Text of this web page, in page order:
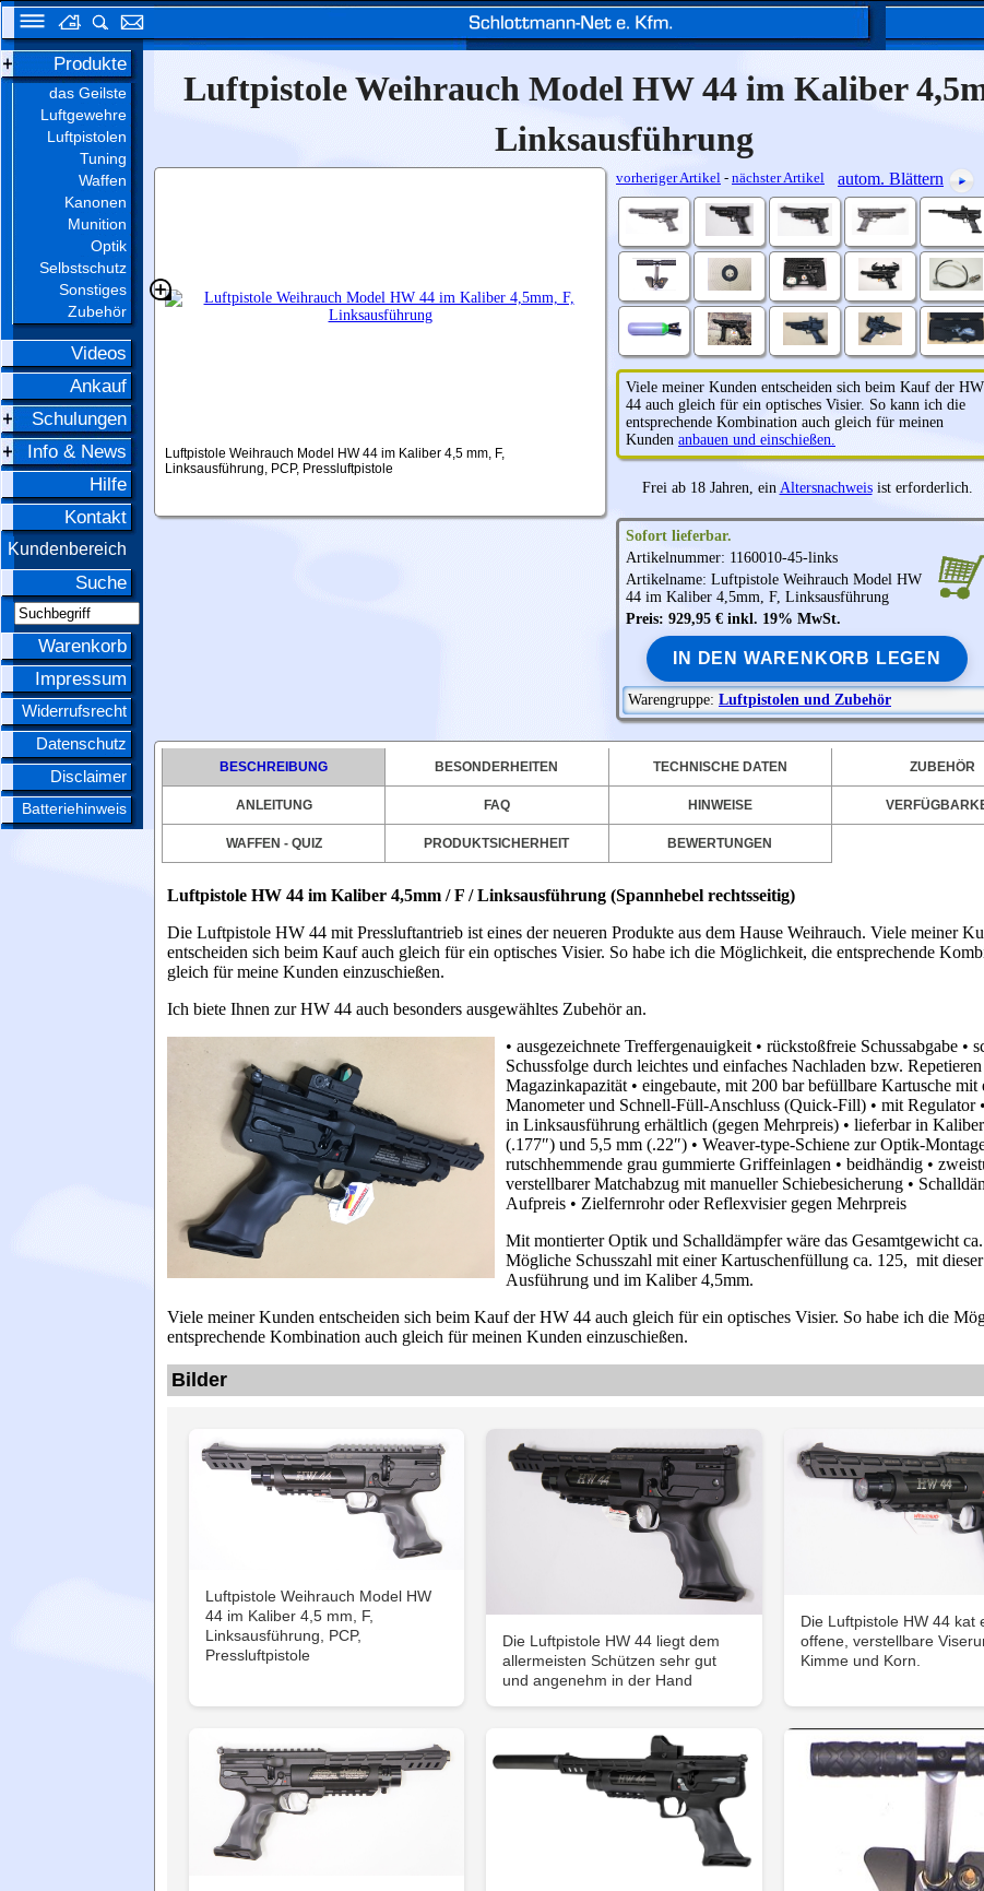
Produkte
das Geilste
Luftgewehre
Luftpistolen
Tuning
Waffen
Kanonen
Munition
Optik
Selbstschutz
Sonstiges
Zubehör
Videos
Ankauf
Schulungen
Info & News
Hilfe
Kontakt
Kundenbereich
Suche
Warenkorb
Impressum
Widerrufsrecht
Datenschutz
Disclaimer
Batteriehinweis
Luftpistole Weihrauch Model HW 44 im Kaliber
Linksausführung
Die Luftpistole HW 44 liegt dem allermeisten Schützen sehr gut und
angenehm in der Hand
vorheriger Artikel - nächster Artikel autom. Blättern
Viele meiner Kunden entscheiden sich beim Kauf der HW
44 auch gleich für ein optisches Visier. So kann ich die
entsprechende Kombination auch gleich für meinen
Kunden anbauen und einschießen.
Frei ab 18 Jahren, ein Altersnachweisist erforderlich.
Sofort lieferbar.
Artikelnummer: 1160010-45-links
Artikelname: Luftpistole Weihrauch Model HW
44 im Kaliber 4,5mm, F, Linksausführung
Preis: 929,95 € inkl. 19% MwSt.
IN DEN WARENKORB LEGEN
Warengruppe: Luftpistolen und Zubehör
BESCHREIBUNG BESONDERHEITEN TECHNISCHE DATEN ZUBEHÖR
ANLEITUNG FAQ HINWEISE
WAFFEN - QUIZ PRODUKTSICHERHEIT BEWERTUNGEN
Luftpistole HW 44 im Kaliber 4,5mm / F / Linksausführung (Spannhebel rechtsseitig)
Die Luftpistole HW 44 mit Pressluftantrieb ist eines der neueren Produkte aus dem Hause Weihrauch. Viele meiner
entscheiden sich beim Kauf auch gleich für ein optisches Visier. So habe ich die Möglichkeit, die entsprechende
gleich für meine Kunden einzuschießen.
Ich biete Ihnen zur HW 44 auch besonders ausgewähltes Zubehör an.
• ausgezeichnete Treffergenauigkeit • rückstoßfreie Schussabgabe •
Schussfolge durch leichtes und einfaches Nachladen bzw. Repetieren
Magazinkapazität • eingebaute, mit 200 bar befüllbare Kartusche mit
Manometer und Schnell-Füll-Anschluss (Quick-Fill) • mit Regulator
in Linksausführung erhältlich (gegen Mehrpreis) • lieferbar in
(.177″) und 5,5 mm (.22″) • Weaver-type-Schiene zur Optik-
rutschhemmende grau gummierte Griffeinlagen • beidhändig •
verstellbarer Matchabzug mit manueller Schiebesicherung •
Aufpreis • Zielfernrohr oder Reflexvisier gegen Mehrpreis
Mit montierter Optik und Schalldämpfer wäre das Gesamtgewicht
Mögliche Schusszahl mit einer Kartuschenfüllung ca. 125, mit
Ausführung und im Kaliber 4,5mm.
Viele meiner Kunden entscheiden sich beim Kauf der HW 44 auch gleich für ein optisches Visier. So habe ich die
entsprechende Kombination auch gleich für meinen Kunden einzuschießen.
Bilder
Luftpistole Weihrauch Model HW
44 im Kaliber 4,5 mm, F,
Linksausführung, PCP,
Pressluftpistole
Die Luftpistole HW 44 liegt dem
allermeisten Schützen sehr gut
und angenehm in der Hand
Die Luftpistole HW 44 kat
offene, verstellbare
Kimme und Korn.